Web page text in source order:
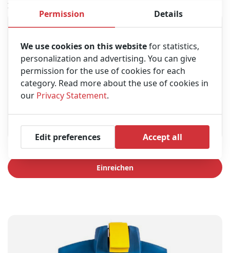
Ihre Nachricht
Permission Details
We use cookies on this websitefor statistics,
personalization and advertising. You can give
permission for the use of cookies for each
category. Read more about the use of cookies in
our Privacy Statement.
Edit preferences Accept all